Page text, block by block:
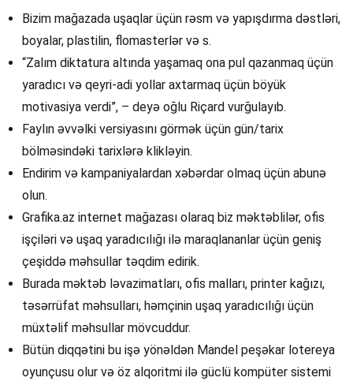
Bizim mağazada uşaqlar üçün rəsm və yapışdırma dəstləri,
boyalar, plastilin, flomasterlər və s.
“Zalım diktatura altında yaşamaq ona pul qazanmaq üçün
yaradıcı və qeyri-adi yollar axtarmaq üçün böyük
motivasiya verdi”, – deyə oğlu Riçard vurğulayıb.
Faylın əvvəlki versiyasını görmək üçün gün/tarix
bölməsindəki tarixlərə klikləyin.
Endirim və kampaniyalardan xəbərdar olmaq üçün abunə
olun.
Grafika.az internet mağazası olaraq biz məktəblilər, ofis
işçiləri və uşaq yaradıcılığı ilə maraqlananlar üçün geniş
çeşiddə məhsullar təqdim edirik.
Burada məktəb ləvazimatları, ofis malları, printer kağızı,
təsərrüfat məhsulları, həmçinin uşaq yaradıcılığı üçün
müxtəlif məhsullar mövcuddur.
Bütün diqqətini bu işə yönəldən Mandel peşəkar lotereya
oyunçusu olur və öz alqoritmi ilə güclü kompüter sistemi